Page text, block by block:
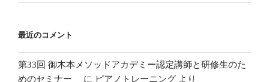
最近のコメント
第33回 御木本メソッドアカデミー認定講師と研修生のた
めのセミナー
に ピアノトレーニング より